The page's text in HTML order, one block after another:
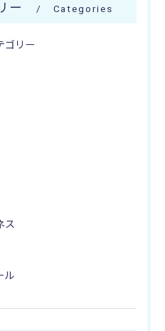
ー Categories
ゴリー
ス
ル